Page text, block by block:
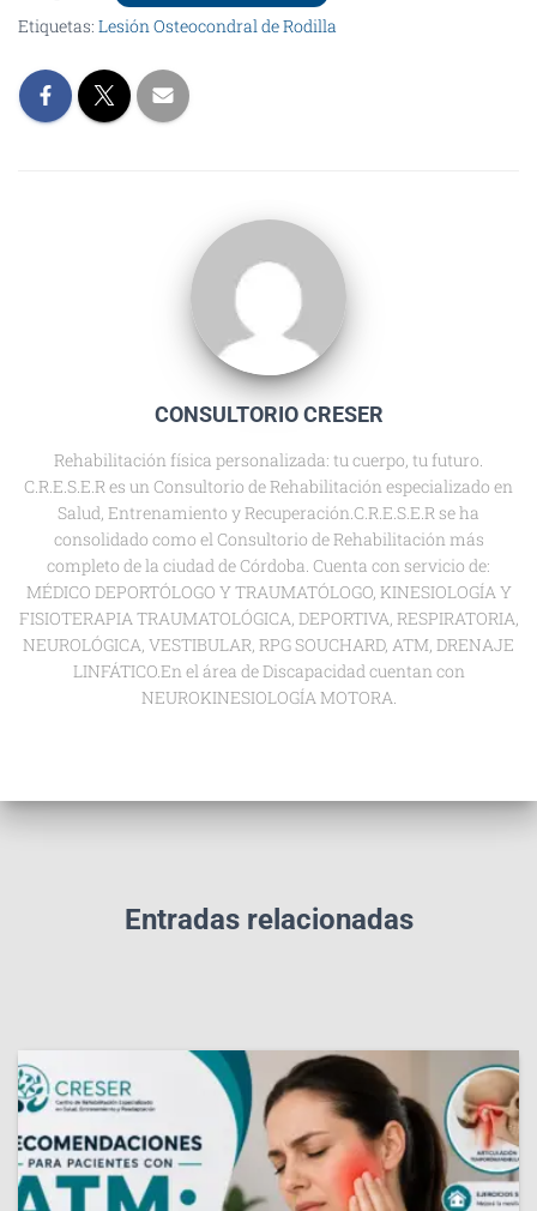
Etiquetas: Lesión Osteocondral de Rodilla
CONSULTORIO CRESER
Rehabilitación física personalizada: tu cuerpo, tu futuro.
C.R.E.S.E.R es un Consultorio de Rehabilitación especializado en
Salud, Entrenamiento y Recuperación.C.R.E.S.E.R se ha
consolidado como el Consultorio de Rehabilitación más
completo de la ciudad de Córdoba. Cuenta con servicio de:
MÉDICO DEPORTÓLOGO Y TRAUMATÓLOGO, KINESIOLOGÍA Y
FISIOTERAPIA TRAUMATOLÓGICA, DEPORTIVA, RESPIRATORIA,
NEUROLÓGICA, VESTIBULAR, RPG SOUCHARD, ATM, DRENAJE
LINFÁTICO.En el área de Discapacidad cuentan con
NEUROKINESIOLOGÍA MOTORA.
Entradas relacionadas